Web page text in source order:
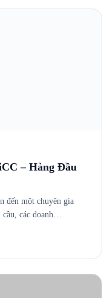
– Hàng Đầu
đến một chuyên gia
cầu, các doanh…